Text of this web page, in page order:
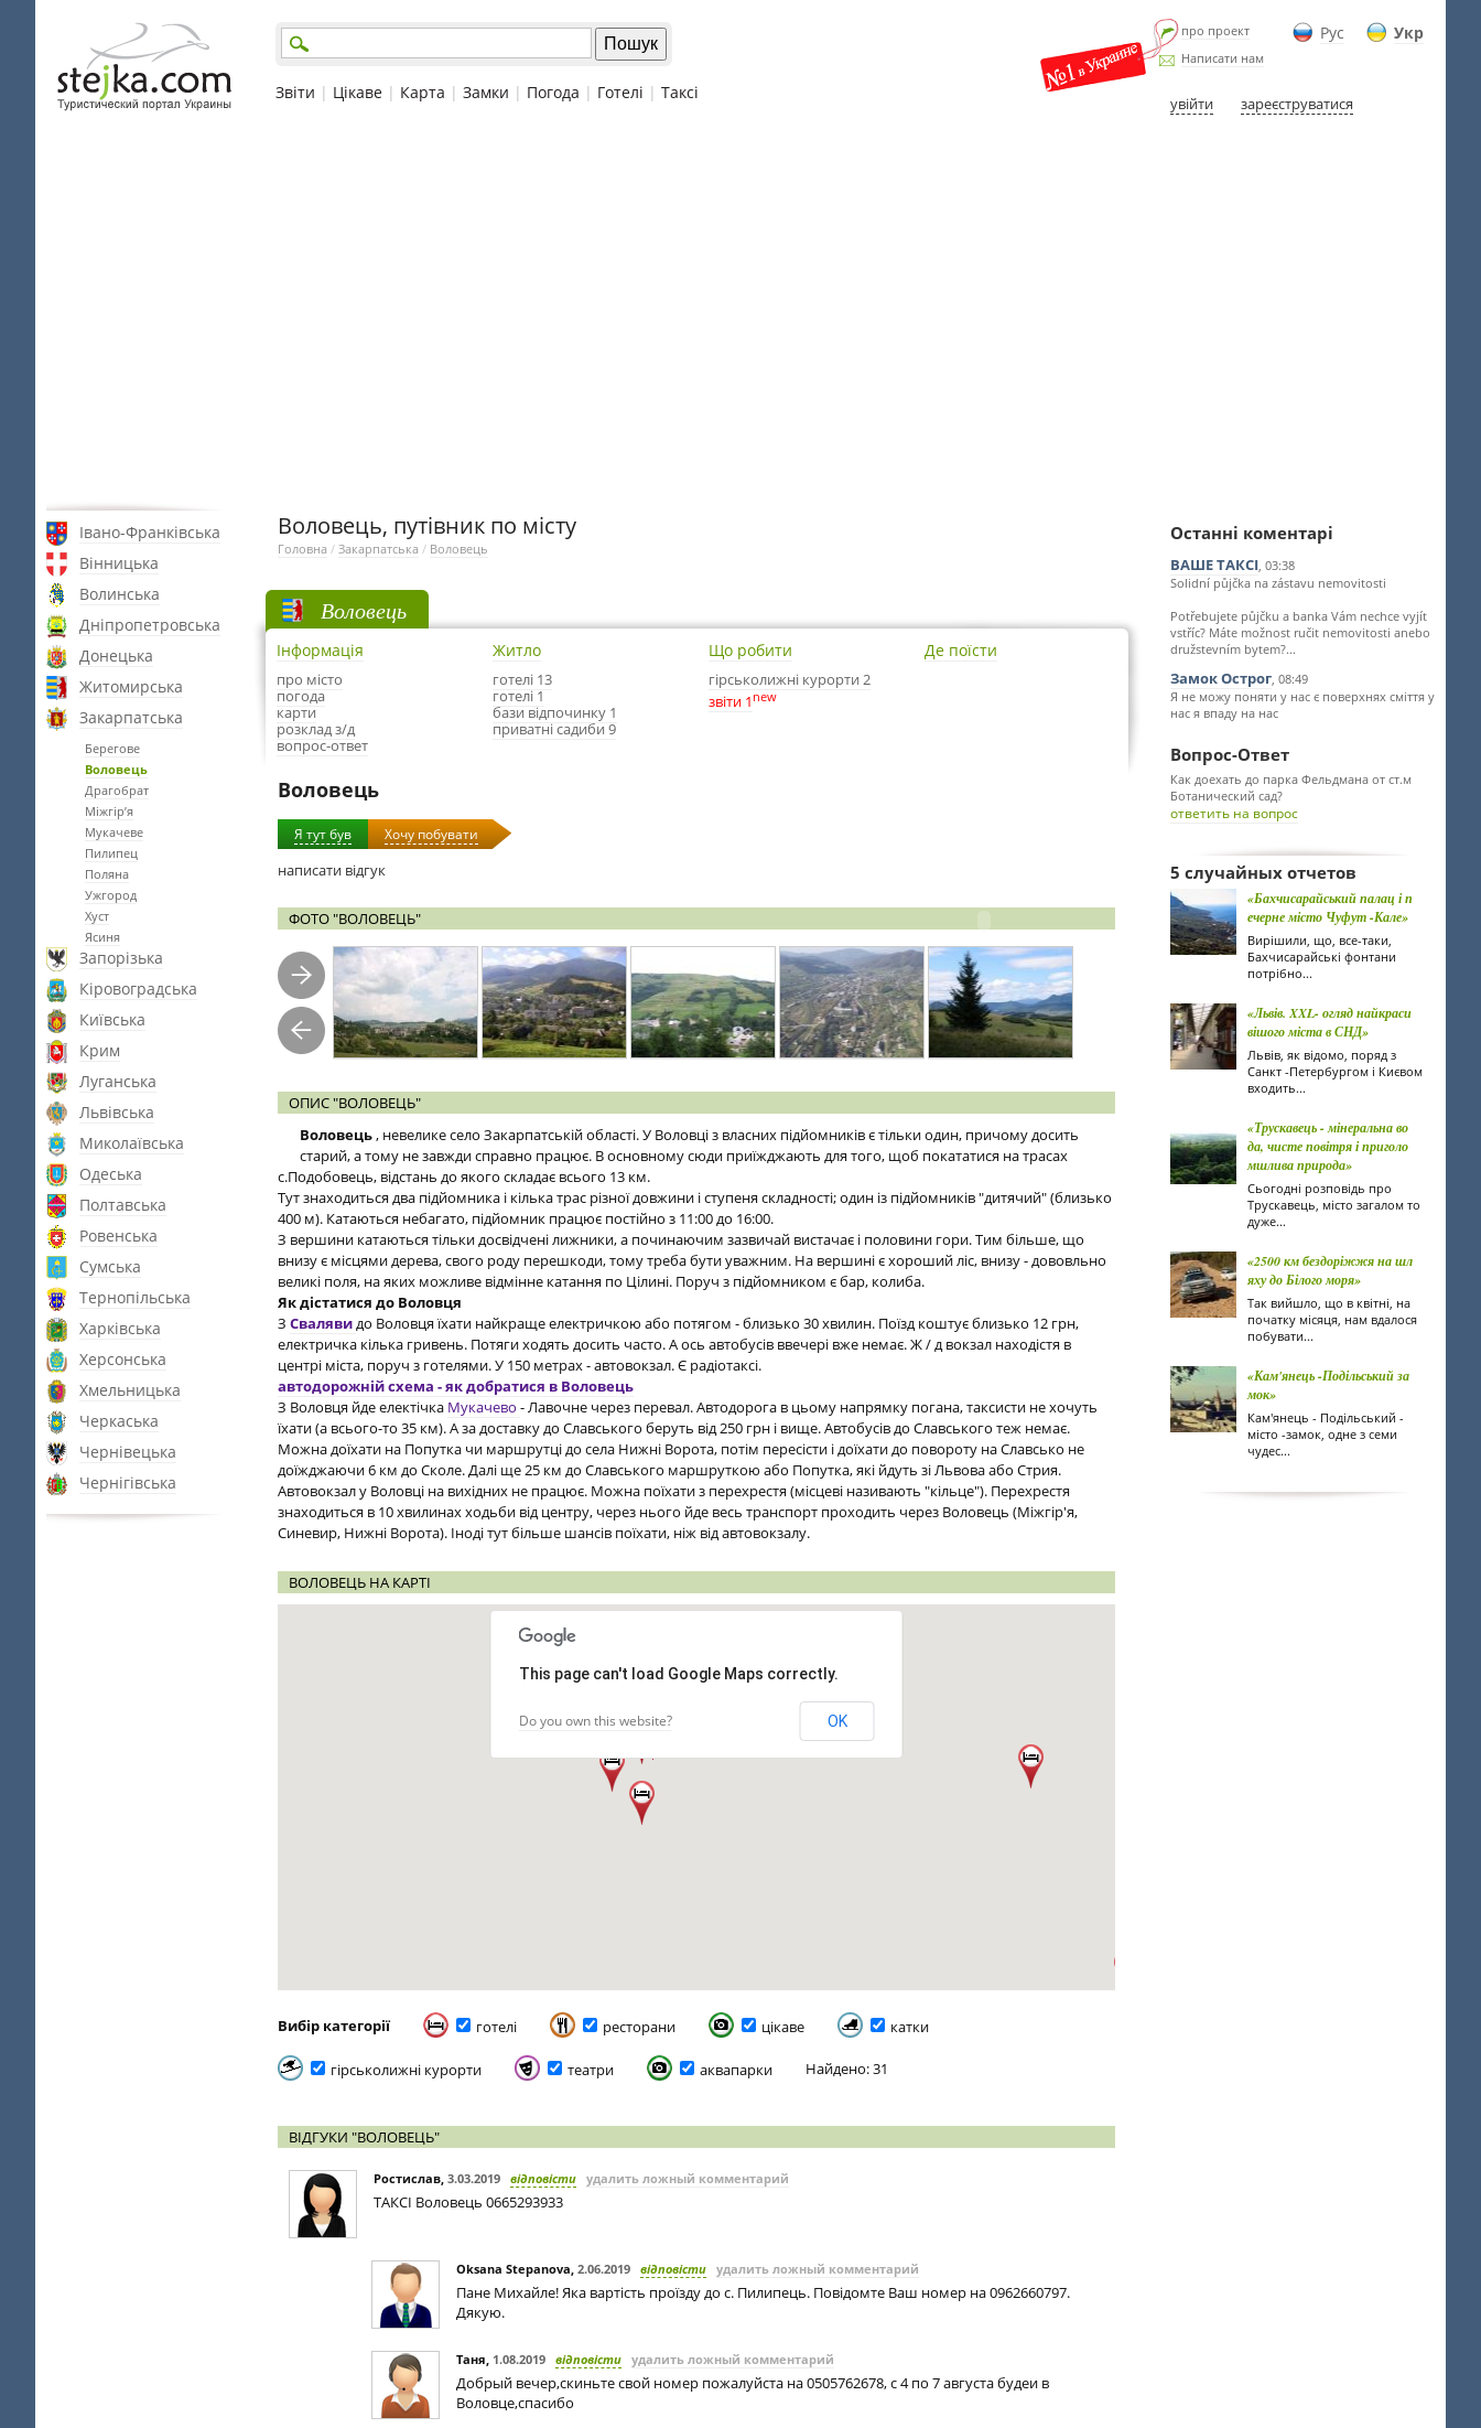
Рус Укр
про проект
Написати нам
увійти зареєструватися
Звіти | Цікаве | Карта | Замки | Погода | Готелі | Таксі
Івано-Франківська
Вінницька
Волинська
Дніпропетровська
Донецька
Житомирська
Закарпатська
Берегове
Воловець
Драгобрат
Міжгір’я
Мукачеве
Пилипец
Поляна
Ужгород
Хуст
Ясиня
Запорізька
Кіровоградська
Київська
Крим
Луганська
Львівська
Миколаївська
Одеська
Полтавська
Ровенська
Сумська
Тернопільська
Харківська
Херсонська
Хмельницька
Черкаська
Чернівецька
Чернігівська
Воловець, путівник по місту
Головна / Закарпатська / Воловець
Воловець
Інформація
про місто
погода
карти
розклад з/д
вопрос-ответ
Житло
готелі 13
готелі 1
бази відпочинку 1
приватні садиби 9
Що робити
гірськолижні курорти 2
звіти 1 new
Де поїсти
Воловець
Я тут був Хочу побувати
написати відгук
ФОТО "ВОЛОВЕЦЬ"
ОПИС "ВОЛОВЕЦЬ"
Воловець, невелике село Закарпатській області. У Воловці з власних підйомників є тільки один, причому досить
старий, а тому не завжди справно працює. В основному сюди приїжджають для того, щоб покататися на трасах
с.Подобовець, відстань до якого складає всього 13 км.
Тут знаходиться два підйомника і кілька трас різної довжини і ступеня складності; один із підйомників "дитячий" (близько
400 м). Катаються небагато, підйомник працює постійно з 11:00 до 16:00.
З вершини катаються тільки досвідчені лижники, а починаючим зазвичай вистачає і половини гори. Тим більше, що
внизу є місцями дерева, свого роду перешкоди, тому треба бути уважним. На вершині є хороший ліс, внизу - дововльно
великі поля, на яких можливе відмінне катання по Цілині. Поруч з підйомником є бар, колиба.
Як дістатися до Воловця
З Свалявидо Воловця їхати найкраще електричкою або потягом - близько 30 хвилин. Поїзд коштує близько 12 грн,
електричка кілька гривень. Потяги ходять досить часто. А ось автобусів ввечері вже немає. Ж / д вокзал находістя в
центрі міста, поруч з готелями. У 150 метрах - автовокзал. Є радіотаксі.
автодорожній схема - як добратися в Воловець
З Воловця йде електічка Мукачево - Лавочне через перевал. Автодорога в цьому напрямку погана, таксисти не хочуть
їхати (а всього-то 35 км). А за доставку до Славського беруть від 250 грн і вище. Автобусів до Славського теж немає.
Можна доїхати на Попутка чи маршрутці до села Нижні Ворота, потім пересісти і доїхати до повороту на Славсько не
доїжджаючи 6 км до Сколе. Далі ще 25 км до Славського маршруткою або Попутка, які йдуть зі Львова або Стрия.
Автовокзал у Воловці на вихідних не працює. Можна поїхати з перехрестя (місцеві називають "кільце"). Перехрестя
знаходиться в 10 хвилинах ходьби від центру, через нього йде весь транспорт проходить через Воловець (Міжгір'я,
Синевир, Нижні Ворота). Іноді тут більше шансів поїхати, ніж від автовокзалу.
ВОЛОВЕЦЬ НА КАРТІ
This page can't load Google Maps correctly.
Do you own this website? OK
Вибір категорії готелі ресторани цікаве катки
гірськолижні курорти театри аквапарки Найдено: 31
ВІДГУКИ "ВОЛОВЕЦЬ"
Ростислав, 3.03.2019 відповісти удалить ложный комментарий
ТАКСІ Воловець 0665293933
Oksana Stepanova, 2.06.2019 відповісти удалить ложный комментарий
Пане Михайле! Яка вартість проїзду до с. Пилипець. Повідомте Ваш номер на 0962660797.
Дякую.
Таня, 1.08.2019 відповісти удалить ложный комментарий
Добрый вечер,скиньте свой номер пожалуйста на 0505762678, с 4 по 7 августа будеи в
Воловце,спасибо
Останні коментарі
ВАШЕ ТАКСІ, 03:38
Solidní půjčka na zástavu nemovitosti
Potřebujete půjčku a banka Vám nechce vyjít
vstříc? Máte možnost ručit nemovitosti anebo
družstevním bytem?...
Замок Острог, 08:49
Я не можу поняти у нас є поверхнях сміття у
нас я впаду на нас
Вопрос-Ответ
Как доехать до парка Фельдмана от ст.м
Ботанический сад?
ответить на вопрос
5 случайных отчетов
«Бахчисарайський палац і п
ечерне місто Чуфут -Кале»
Вирішили, що, все-таки,
Бахчисарайські фонтани
потрібно...
«Львів. XXL- огляд найкраси
вішого міста в СНД»
Львів, як відомо, поряд з
Санкт -Петербургом і Києвом
входить...
«Трускавець - мінеральна во
да, чисте повітря і приголо
мшлива природа»
Сьогодні розповідь про
Трускавець, місто загалом то
дуже...
«2500 км бездоріжжя на шл
яху до Білого моря»
Так вийшло, що в квітні, на
початку місяця, нам вдалося
побувати...
«Кам'янець -Подільський за
мок»
Кам'янець - Подільський -
місто -замок, одне з семи
чудес...